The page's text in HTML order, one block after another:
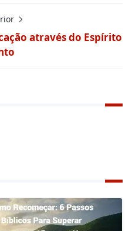
através do Espírito